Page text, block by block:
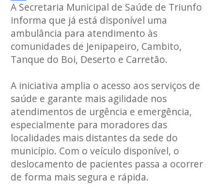
Share
A Secretaria Municipal de Saúde de Triunfo
informa que já está disponível uma
ambulância para atendimento às
comunidades de Jenipapeiro, Cambito,
Tanque do Boi, Deserto e Carretão.
A iniciativa amplia o acesso aos serviços de
saúde e garante mais agilidade nos
atendimentos de urgência e emergência,
especialmente para moradores das
localidades mais distantes da sede do
município. Com o veículo disponível, o
deslocamento de pacientes passa a ocorrer
de forma mais segura e rápida.